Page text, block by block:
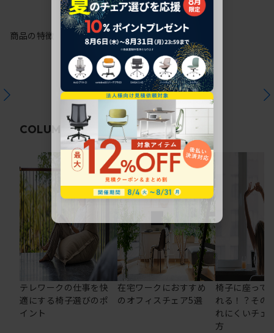
商品の特徴
COLUMN 関連コラム
テレワークの仕事を快
適にする椅子選びのポ
イント
在宅ワークにおすすめ
のオフィスチェア5選
椅子に座って
れる！？その
れにくいチェ
方